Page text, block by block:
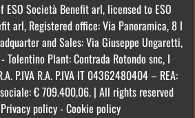
Società Benefit arl, licensed to ESO
arl, Registered office: Via Panoramica, 8 I
and Sales: Via Giuseppe Ungaretti,
Tolentino Plant: Contrada Rotondo snc, I
P.IVA R.A. P.IVA IT 04362480404 – REA:
€ 709.400,06. | All rights reserved
policy - Cookie policy